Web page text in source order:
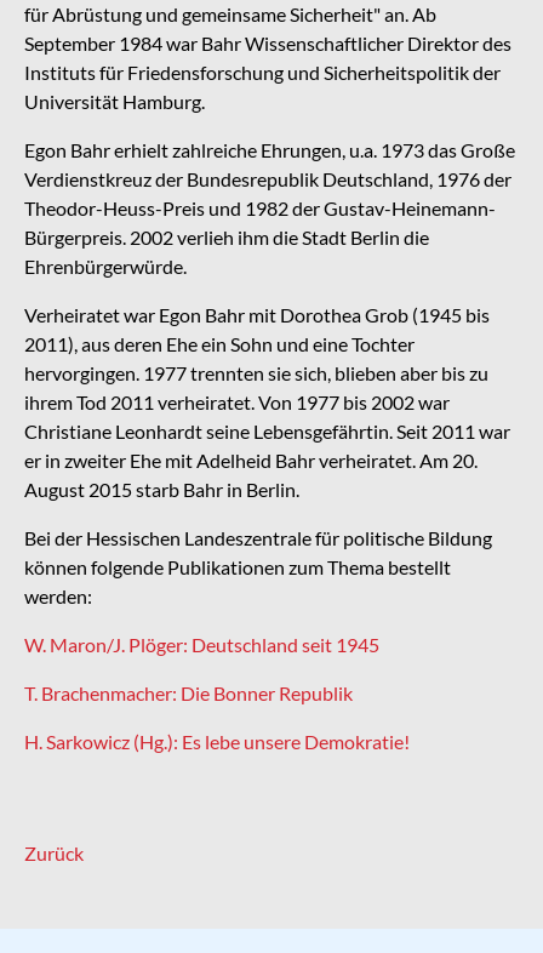
für Abrüstung und gemeinsame Sicherheit" an. Ab
September 1984 war Bahr Wissenschaftlicher Direktor des
Instituts für Friedensforschung und Sicherheitspolitik der
Universität Hamburg.
Egon Bahr erhielt zahlreiche Ehrungen, u.a. 1973 das Große
Verdienstkreuz der Bundesrepublik Deutschland, 1976 der
Theodor-Heuss-Preis und 1982 der Gustav-Heinemann-
Bürgerpreis. 2002 verlieh ihm die Stadt Berlin die
Ehrenbürgerwürde.
Verheiratet war Egon Bahr mit Dorothea Grob (1945 bis
2011), aus deren Ehe ein Sohn und eine Tochter
hervorgingen. 1977 trennten sie sich, blieben aber bis zu
ihrem Tod 2011 verheiratet. Von 1977 bis 2002 war
Christiane Leonhardt seine Lebensgefährtin. Seit 2011 war
er in zweiter Ehe mit Adelheid Bahr verheiratet. Am 20.
August 2015 starb Bahr in Berlin.
Bei der Hessischen Landeszentrale für politische Bildung
können folgende Publikationen zum Thema bestellt
werden:
W. Maron/J. Plöger: Deutschland seit 1945
T. Brachenmacher: Die Bonner Republik
H. Sarkowicz (Hg.): Es lebe unsere Demokratie!
Zurück